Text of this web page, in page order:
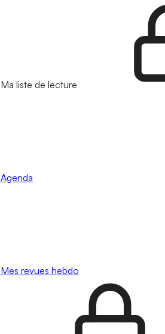
Ma liste de lecture
Agenda
Mes revues hebdo